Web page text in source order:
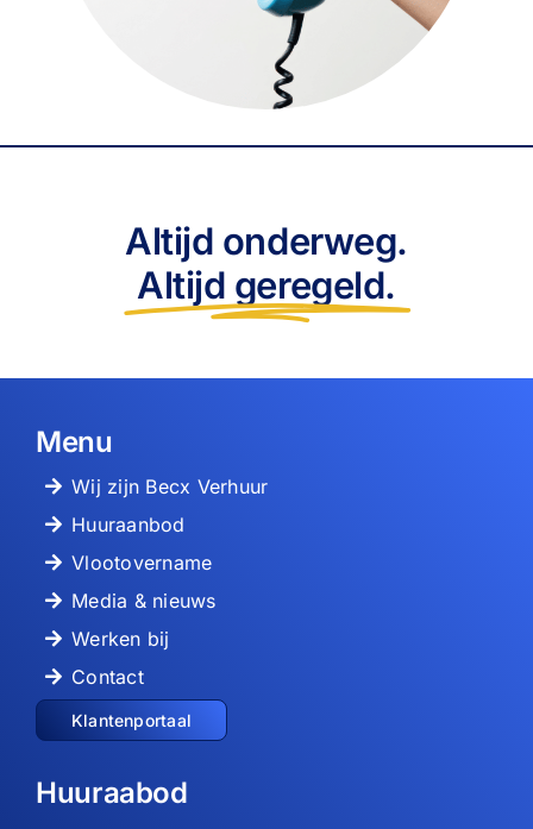
Altijd onderweg.
Altijd geregeld.
Menu
Wij zijn Becx Verhuur
Huuraanbod
Vlootovername
Media & nieuws
Werken bij
Contact
Klantenportaal
Huuraabod